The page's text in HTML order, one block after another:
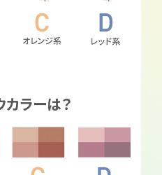
カラーは？